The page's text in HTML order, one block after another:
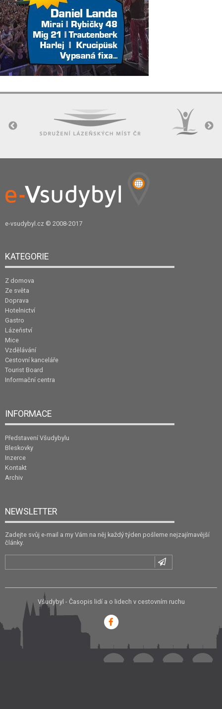
e-vsudybyl.cz © 2008-2017
KATEGORIE
Z domova
Ze světa
Doprava
Hotelnictví
Gastro
Lázeňství
Mice
Vzdělávání
Cestovní kanceláře
Tourist Board
Informační centra
INFORMACE
Představení Všudybylu
Bleskovky
Inzerce
Kontakt
Archiv
NEWSLETTER
Zadejte svůj e-mail a my Vám na něj každý týden pošleme nejzajímavější
články.
Všudybyl - Časopis lidí a o lidech v cestovním ruchu